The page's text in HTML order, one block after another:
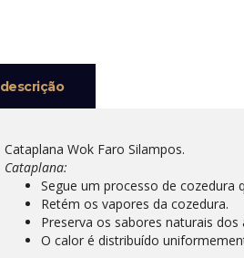
descrição
Cataplana Wok Faro Silampos.
Cataplana:
Segue um processo de
Retém os vapores da cozedura.
Preserva os sabores naturais dos
O calor é distribuído